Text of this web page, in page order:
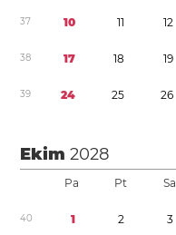
37 10 11 12
38 17 18 19
39 24 25 26
Ekim2028
Pa Pt Sa
40 1 2 3